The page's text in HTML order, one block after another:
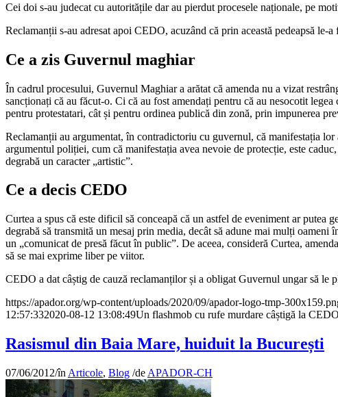
Cei doi s-au judecat cu autoritățile dar au pierdut procesele naționale, pe
Reclamanții s-au adresat apoi CEDO, acuzând că prin această pedeapsă
Ce a zis Guvernul maghiar
În cadrul procesului, Guvernul Maghiar a arătat că amenda nu a vizat
sancționați că au făcut-o. Ci că au fost amendați pentru că au nesocotit
pentru protestatari, cât și pentru ordinea publică din zonă, prin impunerea
Reclamanții au argumentat, în contradictoriu cu guvernul, că manifestația
argumentul poliției, cum că manifestația avea nevoie de protecție, este
degrabă un caracter „artistic”.
Ce a decis CEDO
Curtea a spus că este dificil să conceapă că un astfel de eveniment ar
degrabă să transmită un mesaj prin media, decât să adune mai mulți
un „comunicat de presă făcut în public”. De aceea, consideră Curtea,
să se mai exprime liber pe viitor.
CEDO a dat câștig de cauză reclamanților și a obligat Guvernul ungar să le
https://apador.org/wp-content/uploads/2020/09/apador-logo-tmp-
12:57:332020-08-12 13:08:49Un flashmob cu rufe murdare câștigă la
Rasismul din Baia Mare, huiduit la București
07/06/2012/în Articole, Blog /de APADOR-CH